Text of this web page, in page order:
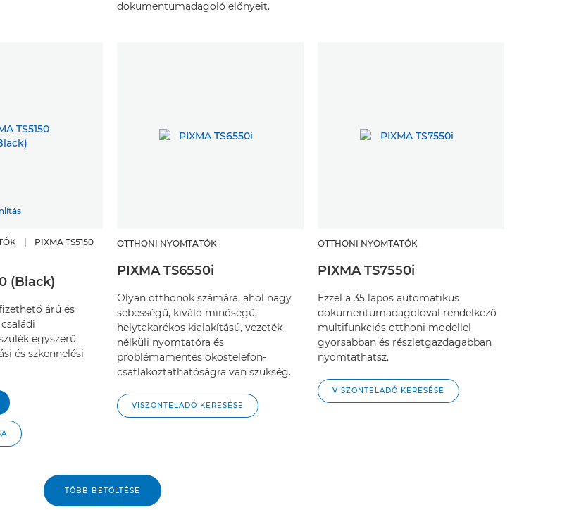
dokumentumadagoló előnyeit.
PIXMA TS5150
(Black)
árú és
egyszerű
és szkennelési
OTTHONI NYOMTATÓK
PIXMA TS6550i
Olyan otthonok számára, ahol nagy
sebességű, kiváló minőségű,
helytakarékos kialakítású, vezeték
nélküli nyomtatóra és
problémamentes okostelefon-
csatlakoztathatóságra van szükség.
VISZONTELADÓ KERESÉSE
OTTHONI NYOMTATÓK
PIXMA TS7550i
Ezzel a 35 lapos automatikus
dokumentumadagolóval rendelkező
multifunkciós otthoni modellel
gyorsabban és részletgazdagabban
nyomtathatsz.
VISZONTELADÓ KERESÉSE
TÖBB BETÖLTÉSE
VISSZAÁLLÍTÁS